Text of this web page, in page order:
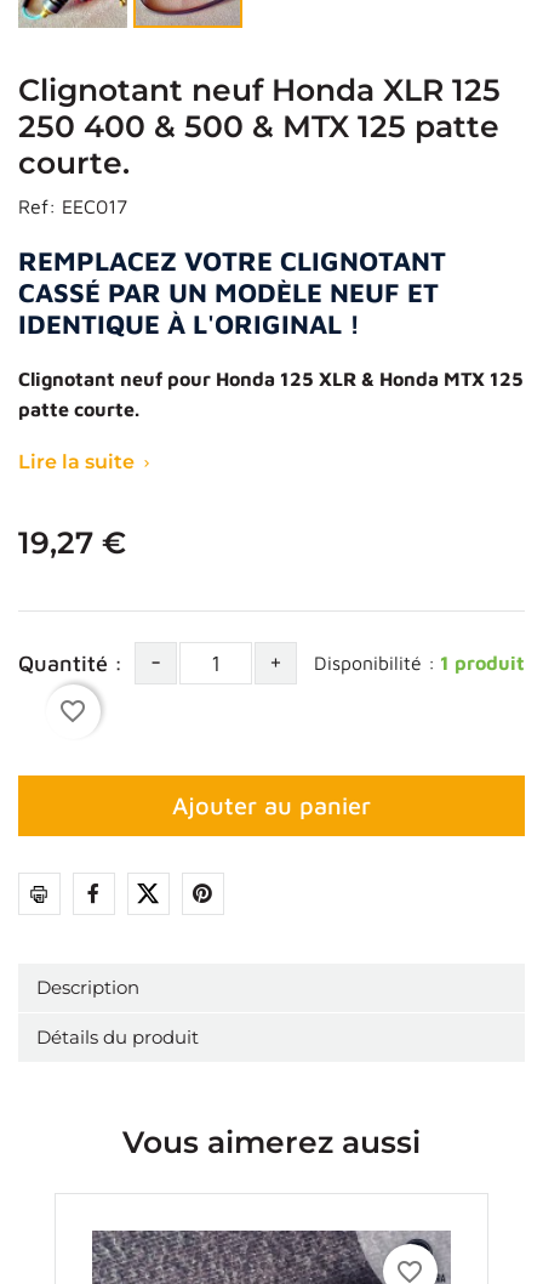
Clignotant neuf Honda XLR 125
250 400 & 500 & MTX 125 patte
courte.
Ref: EEC017
REMPLACEZ VOTRE CLIGNOTANT
CASSÉ PAR UN MODÈLE NEUF ET
IDENTIQUE À L'ORIGINAL !
Clignotant neuf pour Honda 125 XLR & Honda MTX 125
patte courte.
Lire la suite 
19,27 €
Quantité : - + Disponibilité : 1 produit
favorite_border
Ajouter au panier
Partager
Description
Détails du produit
Vous aimerez aussi
favorite_border